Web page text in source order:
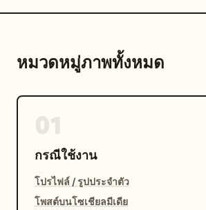
หมวดหมู่ภาพทั้งหมด
กรณีใช้งาน
โปรไฟล์ / รูปประจำตัว
โพสต์บนโซเชียลมีเดีย